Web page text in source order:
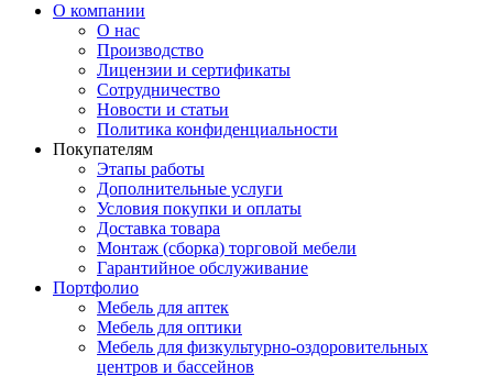
О компании
О нас
Производство
Лицензии и сертификаты
Сотрудничество
Новости и статьи
Политика конфиденциальности
Покупателям
Этапы работы
Дополнительные услуги
Условия покупки и оплаты
Доставка товара
Монтаж (сборка) торговой мебели
Гарантийное обслуживание
Портфолио
Мебель для аптек
Мебель для оптики
Мебель для физкультурно-оздоровительных
центров и бассейнов